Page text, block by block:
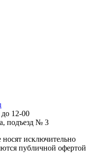
12-00
подъезд № 3
исключительно
публичной офертой